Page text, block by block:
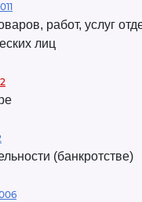
работ, услуг
лиц
(банкротстве)